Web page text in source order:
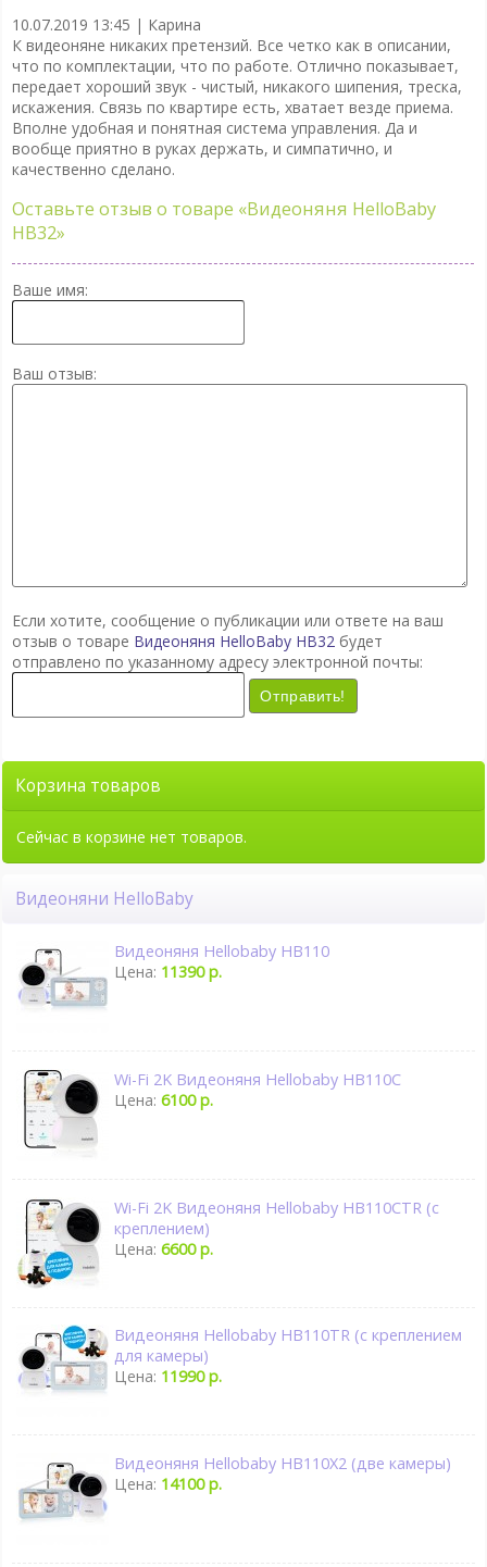
10.07.2019 13:45 | Карина
К видеоняне никаких претензий. Все четко как в описании,
что по комплектации, что по работе. Отлично показывает,
передает хороший звук - чистый, никакого шипения, треска,
искажения. Связь по квартире есть, хватает везде приема.
Вполне удобная и понятная система управления. Да и
вообще приятно в руках держать, и симпатично, и
качественно сделано.
Оставьте отзыв о товаре «Видеоняня HelloBaby
HB32»
Ваше имя:
Ваш отзыв:
Если хотите, сообщение о публикации или ответе на ваш
отзыв о товаре Видеоняня HelloBaby HB32 будет
отправлено по указанному адресу электронной почты:
Отправить!
Корзина товаров
Сейчас в корзине нет товаров.
Видеоняни HelloBaby
Видеоняня Hellobaby HB110
Цена: 11390 р.
Wi-Fi 2K Видеоняня Hellobaby HB110C
Цена:6100 р.
Wi-Fi 2K Видеоняня Hellobaby HB110CTR (с
креплением)
Цена:6600 р.
Видеоняня Hellobaby HB110TR (с креплением
для камеры)
Цена: 11990 р.
Видеоняня Hellobaby HB110X2 (две камеры)
Цена: 14100 р.